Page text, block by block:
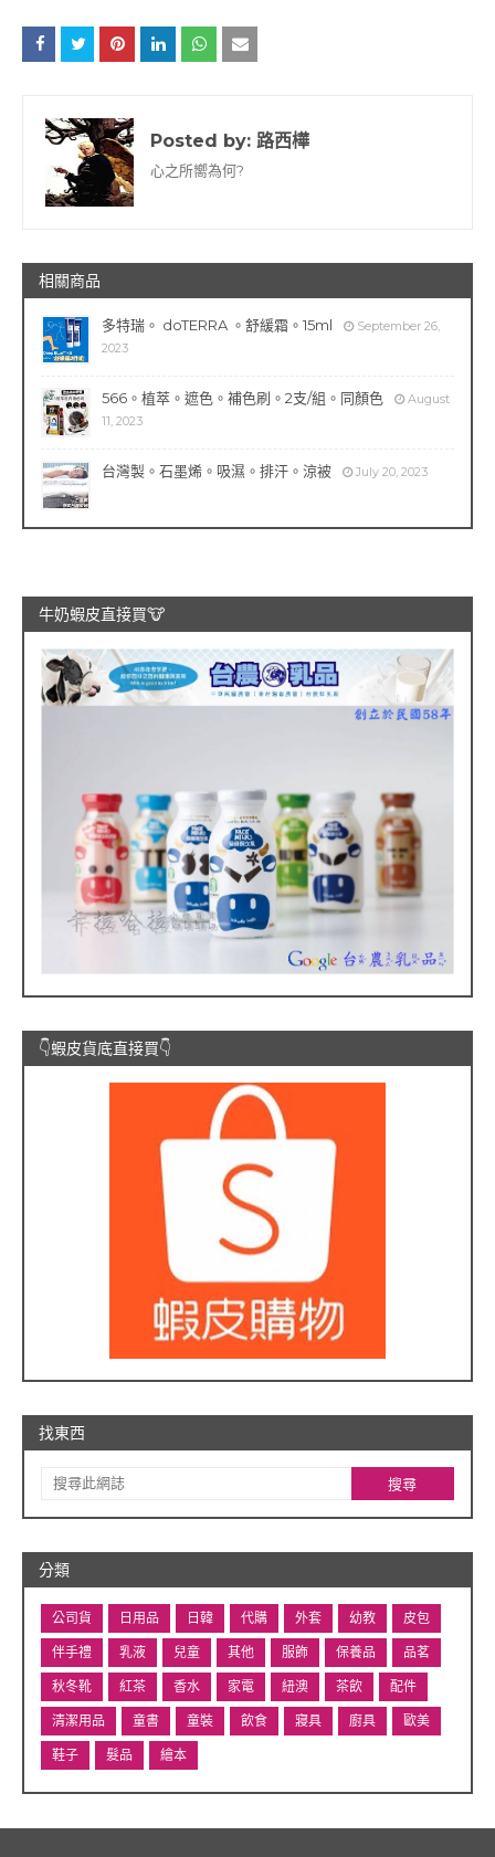
Posted by: 路西樺
心之所嚮為何?
相關商品
多特瑞。 doTERRA 。舒緩霜。15ml
September 26,
2023
566。植萃。遮色。補色刷。2支/組。同顏色
August
11, 2023
台灣製。石墨烯。吸濕。排汗。涼被 July 20, 2023
牛奶蝦皮直接買🐮
👇蝦皮貨底直接買👇
找東西
分類
公司貨 日用品 日韓 代購 外套 幼教 皮包
伴手禮 乳液 兒童 其他 服飾 保養品 品茗
秋冬靴 紅茶 香水 家電 紐澳 茶飲 配件
清潔用品 童書 童裝 飲食 寢具 廚具 歐美
鞋子 髮品 繪本